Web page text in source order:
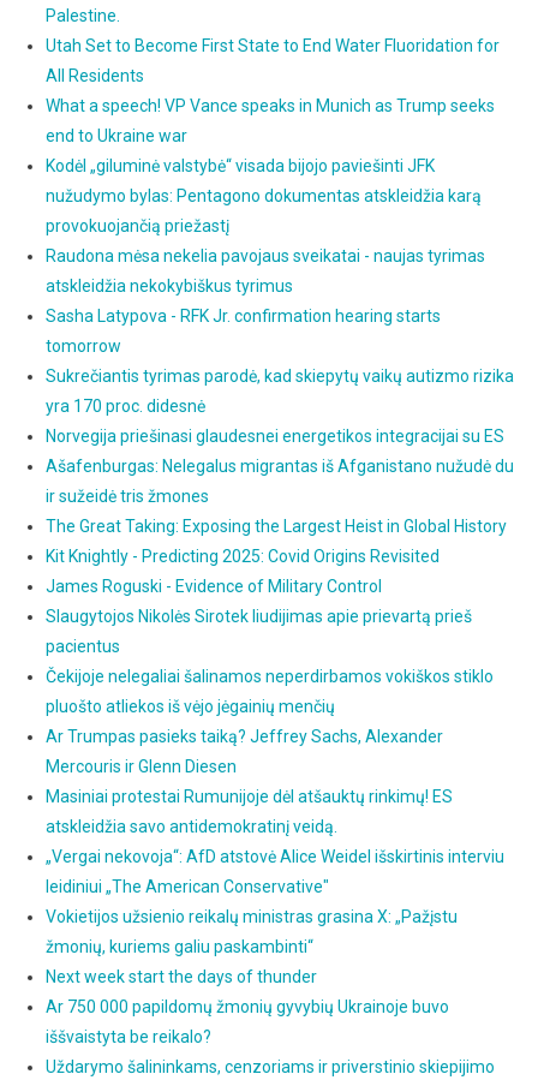
Palestine.
Utah Set to Become First State to End Water Fluoridation for
All Residents
What a speech! VP Vance speaks in Munich as Trump seeks
end to Ukraine war
Kodėl „giluminė valstybė“ visada bijojo paviešinti JFK
nužudymo bylas: Pentagono dokumentas atskleidžia karą
provokuojančią priežastį
Raudona mėsa nekelia pavojaus sveikatai - naujas tyrimas
atskleidžia nekokybiškus tyrimus
Sasha Latypova - RFK Jr. confirmation hearing starts
tomorrow
Sukrečiantis tyrimas parodė, kad skiepytų vaikų autizmo rizika
yra 170 proc. didesnė
Norvegija priešinasi glaudesnei energetikos integracijai su ES
Ašafenburgas: Nelegalus migrantas iš Afganistano nužudė du
ir sužeidė tris žmones
The Great Taking: Exposing the Largest Heist in Global History
Kit Knightly - Predicting 2025: Covid Origins Revisited
James Roguski - Evidence of Military Control
Slaugytojos Nikolės Sirotek liudijimas apie prievartą prieš
pacientus
Čekijoje nelegaliai šalinamos neperdirbamos vokiškos stiklo
pluošto atliekos iš vėjo jėgainių menčių
Ar Trumpas pasieks taiką? Jeffrey Sachs, Alexander
Mercouris ir Glenn Diesen
Masiniai protestai Rumunijoje dėl atšauktų rinkimų! ES
atskleidžia savo antidemokratinį veidą.
„Vergai nekovoja“: AfD atstovė Alice Weidel išskirtinis interviu
leidiniui „The American Conservative"
Vokietijos užsienio reikalų ministras grasina X: „Pažįstu
žmonių, kuriems galiu paskambinti“
Next week start the days of thunder
Ar 750 000 papildomų žmonių gyvybių Ukrainoje buvo
iššvaistyta be reikalo?
Uždarymo šalininkams, cenzoriams ir priverstinio skiepijimo